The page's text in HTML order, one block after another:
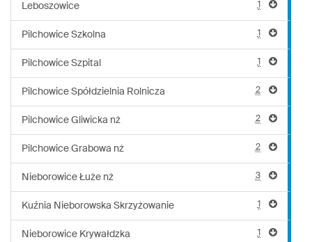
Leboszowice 1
Pilchowice Szkolna 1
Pilchowice Szpital 1
Pilchowice Spółdzielnia Rolnicza 2
Pilchowice Gliwicka nż 2
Pilchowice Grabowa nż 2
Nieborowice Łuże nż 3
Kuźnia Nieborowska Skrzyżowanie 1
Nieborowice Krywałdzka 1